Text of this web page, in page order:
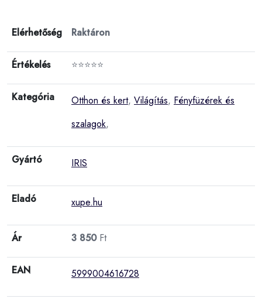
Elérhetőség Raktáron
Értékelés ⭐⭐⭐⭐⭐
Kategória Otthon és kert, Világítás, Fényfüzérek és
szalagok,
Gyártó IRIS
Eladó xupe.hu
Ár 3 850Ft
EAN 5999004616728